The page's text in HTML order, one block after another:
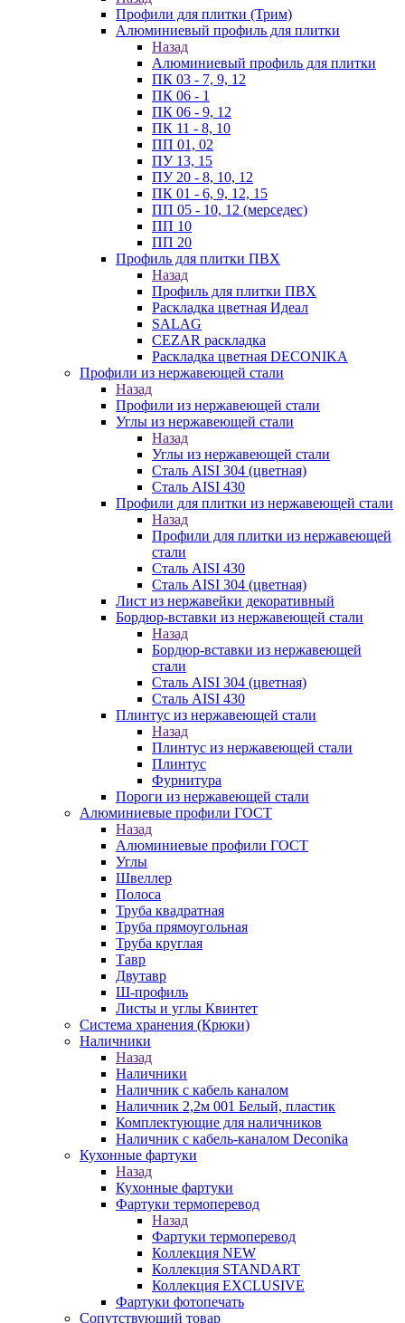
Профили для плитки (Трим)
Алюминиевый профиль для плитки
Назад
Алюминиевый профиль для плитки
ПК 03 - 7, 9, 12
ПК 06 - 1
ПК 06 - 9, 12
ПК 11 - 8, 10
ПП 01, 02
ПУ 13, 15
ПУ 20 - 8, 10, 12
ПК 01 - 6, 9, 12, 15
ПП 05 - 10, 12 (мерседес)
ПП 10
ПП 20
Профиль для плитки ПВХ
Назад
Профиль для плитки ПВХ
Раскладка цветная Идеал
SALAG
CEZAR раскладка
Раскладка цветная DECONIKA
Профили из нержавеющей стали
Назад
Профили из нержавеющей стали
Углы из нержавеющей стали
Назад
Углы из нержавеющей стали
Сталь AISI 304 (цветная)
Сталь AISI 430
Профили для плитки из нержавеющей стали
Назад
Профили для плитки из нержавеющей
стали
Сталь AISI 430
Сталь AISI 304 (цветная)
Лист из нержавейки декоративный
Бордюр-вставки из нержавеющей стали
Назад
Бордюр-вставки из нержавеющей
стали
Сталь AISI 304 (цветная)
Сталь AISI 430
Плинтус из нержавеющей стали
Назад
Плинтус из нержавеющей стали
Плинтус
Фурнитура
Пороги из нержавеющей стали
Алюминиевые профили ГОСТ
Назад
Алюминиевые профили ГОСТ
Углы
Швеллер
Полоса
Труба квадратная
Труба прямоугольная
Труба круглая
Тавр
Двутавр
Ш-профиль
Листы и углы Квинтет
Система хранения (Крюки)
Наличники
Назад
Наличники
Наличник с кабель каналом
Наличник 2,2м 001 Белый, пластик
Комплектующие для наличников
Наличник с кабель-каналом Deconika
Кухонные фартуки
Назад
Кухонные фартуки
Фартуки термоперевод
Назад
Фартуки термоперевод
Коллекция NEW
Коллекция STANDART
Коллекция EXCLUSIVE
Фартуки фотопечать
Сопутствующий товар